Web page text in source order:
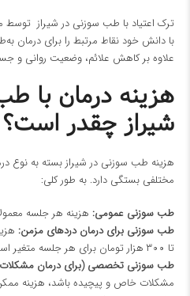
ترک اعتیاد با طب سوزنی در شیراز
با دانش خود نقاط مرتبط را برای درمان
علاوه بر کاهش علائم، وضعیت روانی و
هزینه درمان با
شیراز چقدر است؟
هزینه طب سوزنی در شیراز بسته به نوع
مختلفی بستگی دارد. به طور کلی:
طب سوزنی عمومی: هزینه هر جلسه معمولاً بین ۱۰۰ تا ۲۰۰
طب سوزنی برای درمان دردهای مزمن:
تا ۳۰۰ هزار تومان برای هر جلسه متغیر است.
طب سوزنی تخصصی (برای درمان